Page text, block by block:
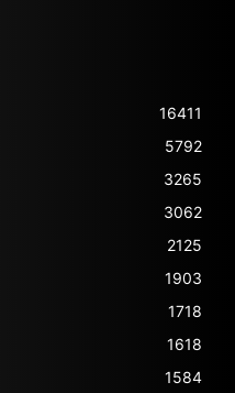
16411
5792
3265
3062
2125
1903
1718
1618
1584